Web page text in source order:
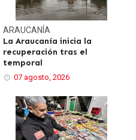
ARAUCANÍA
La Araucanía inicia la
recuperación tras el
temporal
07 agosto, 2026